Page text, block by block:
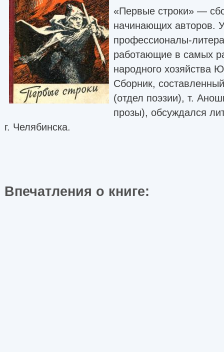
«Первые строки» —
начинающих авторов.
профессионалы-
работающие в самых
народного хозяйства
Сборник,
(отдел поэзии), т.
прозы), обсуждался
г. Челябинска.
Впечатления о книге: